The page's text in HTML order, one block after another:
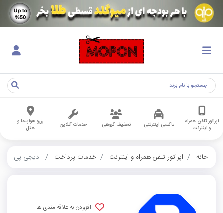
اپراتور تلفن همراه
و اینترنت
تاکسی اینترنتی تخفیف گروهی خدمات آنلاین
رزرو هواپیما و
هتل
خانه اپراتور تلفن همراه و اینترنت خدمات پرداخت دیجی پی
افزودن به علاقه مندی ها